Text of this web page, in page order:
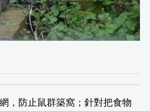
，防止鼠群築窩；針對把食物